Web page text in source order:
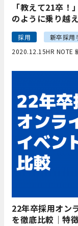
「教えて21卒
のように乗り越
採用
新卒採用
2020.12.15HR NOTE
22年卒採用オン
を徹底比較｜特